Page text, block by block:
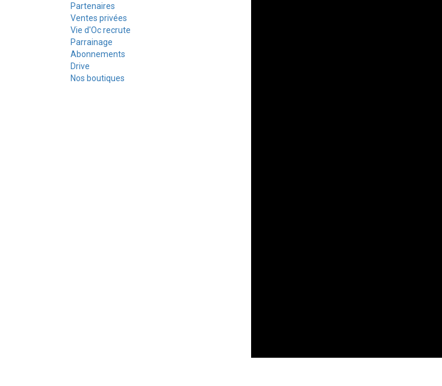
Partenaires
Ventes privées
Vie d'Oc recrute
Parrainage
Abonnements
Drive
Nos boutiques